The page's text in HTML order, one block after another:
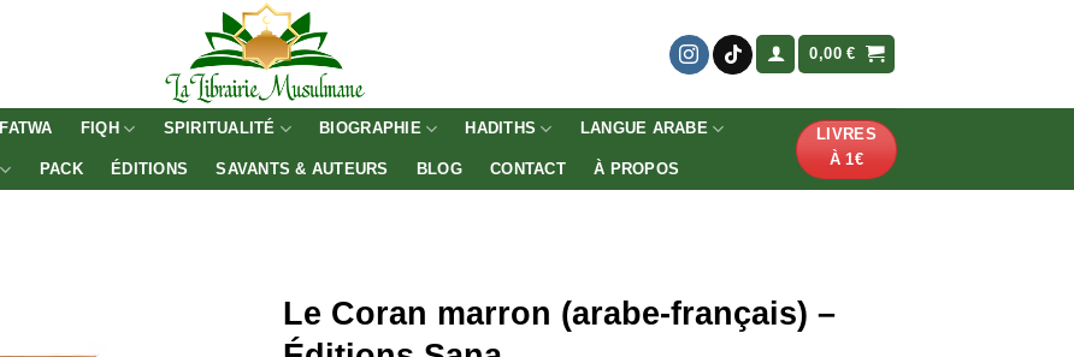
0,00€
FATWA FIQH SPIRITUALITÉ BIOGRAPHIE HADITHS LANGUE ARABE
PACK ÉDITIONS SAVANTS & AUTEURS BLOG CONTACT À PROPOS
LIVRES
À 1€
Le Coran marron (arabe-français) –